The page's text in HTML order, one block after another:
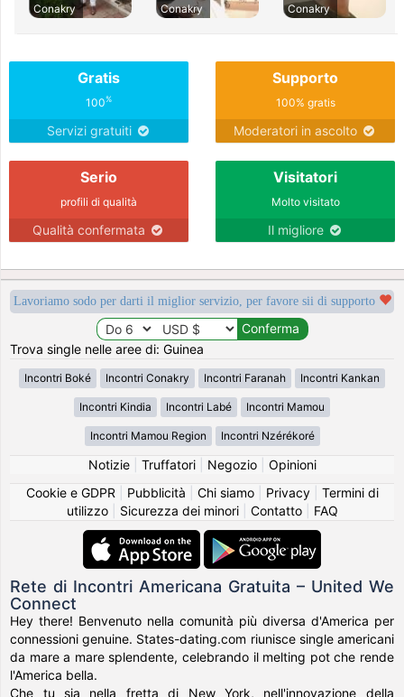
Conakry
Conakry
Conakry
Gratis
100%
Servizi gratuiti
Supporto
100% gratis
Moderatori in ascolto
Serio
profili di qualità
Qualità confermata
Visitatori
Molto visitato
Il migliore
Lavoriamo sodo per darti il miglior servizio, per favore sii di supporto
Trova single nelle aree di: Guinea
Incontri Boké Incontri Conakry Incontri Faranah Incontri Kankan
Incontri Kindia Incontri Labé Incontri Mamou
Incontri Mamou Region Incontri Nzérékoré
Notizie| Truffatori| Negozio| Opinioni
Cookie e GDPR
Pubblicità Chi siamo| Privacy| Termini di
utilizzo| Sicurezza dei minori| Contatto| FAQ
Rete di Incontri Americana Gratuita – United We
Connect
Hey there! Benvenuto nella comunità più diversa d'America per
connessioni genuine. States-dating.com riunisce single americani
da mare a mare splendente, celebrando il melting pot che rende
l'America bella.
Che tu sia nella fretta di New York, nell'innovazione della